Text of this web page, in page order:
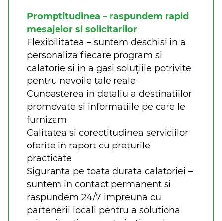
Promptitudinea – raspundem rapid
mesajelor si solicitarilor
Flexibilitatea – suntem deschisi in a
personaliza fiecare program si
calatorie si in a gasi soluțiile potrivite
pentru nevoile tale reale
Cunoasterea in detaliu a destinatiilor
promovate si informatiile pe care le
furnizam
Calitatea si corectitudinea serviciilor
oferite in raport cu prețurile
practicate
Siguranta pe toata durata calatoriei –
suntem in contact permanent si
raspundem 24/7 impreuna cu
partenerii locali pentru a solutiona